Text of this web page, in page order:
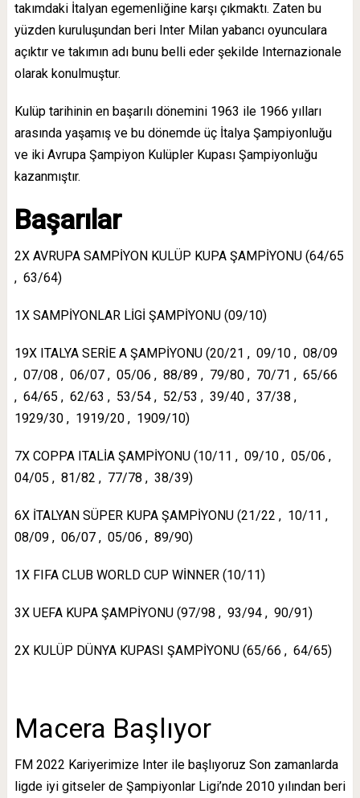
takımdaki İtalyan egemenliğine karşı çıkmaktı. Zaten bu
yüzden kuruluşundan beri Inter Milan yabancı oyunculara
açıktır ve takımın adı bunu belli eder şekilde Internazionale
olarak konulmuştur.
Kulüp tarihinin en başarılı dönemini 1963 ile 1966 yılları
arasında yaşamış ve bu dönemde üç İtalya Şampiyonluğu
ve iki Avrupa Şampiyon Kulüpler Kupası Şampiyonluğu
kazanmıştır.
Başarılar
2X AVRUPA SAMPİYON KULÜP KUPA ŞAMPİYONU (64/65
, 63/64)
1X SAMPİYONLAR LİGİ ŞAMPİYONU (09/10)
19X ITALYA SERİE A ŞAMPİYONU (20/21 , 09/10 , 08/09
, 07/08 , 06/07 , 05/06 , 88/89 , 79/80 , 70/71 , 65/66
, 64/65 , 62/63 , 53/54 , 52/53 , 39/40 , 37/38 ,
1929/30 , 1919/20 , 1909/10)
7X COPPA ITALİA ŞAMPİYONU (10/11 , 09/10 , 05/06 ,
04/05 , 81/82 , 77/78 , 38/39)
6X İTALYAN SÜPER KUPA ŞAMPİYONU (21/22 , 10/11 ,
08/09 , 06/07 , 05/06 , 89/90)
1X FIFA CLUB WORLD CUP WİNNER (10/11)
3X UEFA KUPA ŞAMPİYONU (97/98 , 93/94 , 90/91)
2X KULÜP DÜNYA KUPASI ŞAMPİYONU (65/66 , 64/65)
Macera Başlıyor
FM 2022 Kariyerimize Inter ile başlıyoruz Son zamanlarda
ligde iyi gitseler de Şampiyonlar Ligi’nde 2010 yılından beri